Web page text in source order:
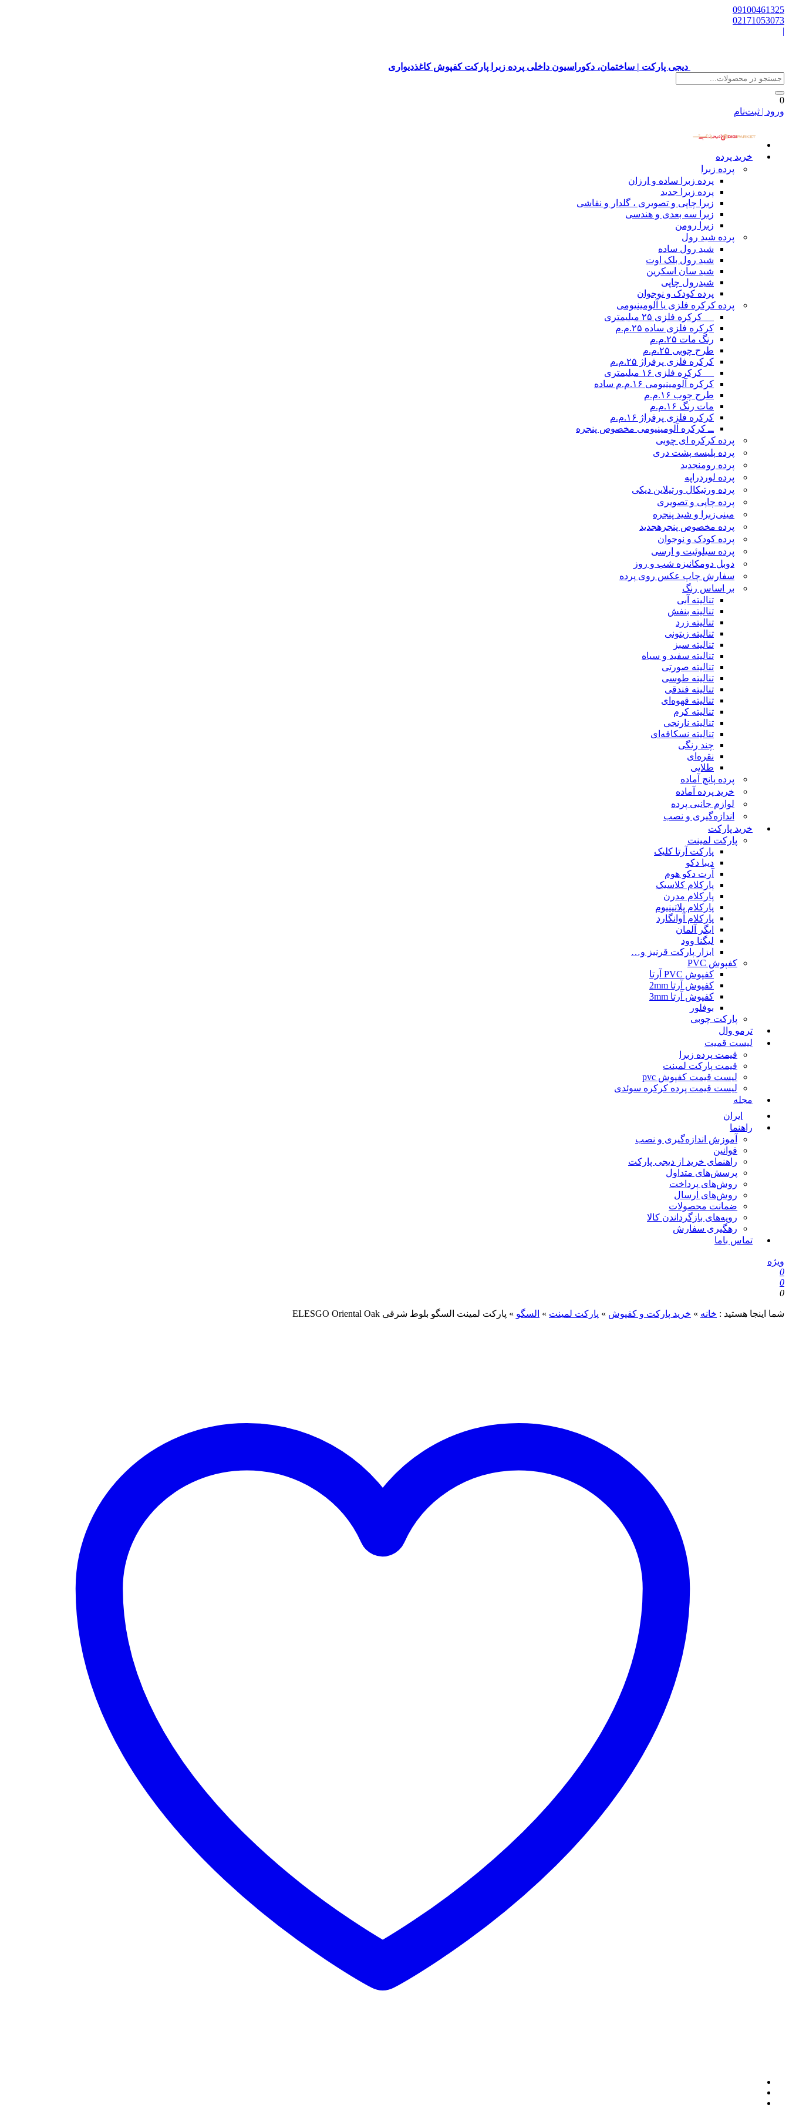
09100461325
02171053073
|
دیجی پارکت | ساختمان، دکوراسیون داخلی پرده زبرا پارکت کفپوش کاغذدیواری
0
ورود | ثبت‌نام
خرید پرده
پرده زبرا
پرده زبرا ساده و ارزان
پرده زبرا جدید
زبرا چاپی و تصویری ، گلدار و نقاشی
زبرا سه بعدی و هندسی
زبرا رومن
پرده شید رول
شید رول ساده
شید رول بلک اوت
شید سان اسکرین
شیدرول چاپی
پرده کودک و نوجوان
پرده کرکره فلزی یا آلومینیومی
__ کرکره فلزی ۲۵ میلیمتری
کرکره فلزی ساده ۲۵.م.م
رنگ مات ۲۵.م.م
طرح چوبی ۲۵.م.م
کرکره فلزی پرفراژ ۲۵.م.م
__ کرکره فلزی ۱۶ میلیمتری
کرکره آلومینیومی ۱۶.م.م ساده
طرح چوب ۱۶.م.م
مات رنگ ۱۶.م.م
کرکره فلزی پرفراژ ۱۶.م.م
ــ کرکره آلومینیومی مخصوص پنجره
پرده کرکره ای چوبی
پرده پلیسه پشت دری
پرده رومنجدید
پرده لوردراپه
پرده ورتیکال ورتیلاین دیکی
پرده چاپی و تصویری
مینی‌زبرا و شید پنجره
پرده مخصوص پنجرهجدید
پرده کودک و نوجوان
پرده سیلوئیت و ارسی
دوبل دومکانیزه شب و روز
سفارش چاپ عکس روی پرده
بر اساس رنگ
تنالیته آبی
تنالیته بنفش
تنالیته زرد
تنالیته زیتونی
تنالیته سبز
تنالیته سفید و سیاه
تنالیته صورتی
تنالیته طوسی
تنالیته فندقی
تنالیته قهوه‌ای
تنالیته کرم
تنالیته نارنجی
تنالیته نسکافه‌ای
چند رنگی
نقره‌ای
طلایی
پرده پانچ آماده
خرید پرده آماده
لوازم جانبی پرده
اندازه‌گیری و نصب
خرید پارکت
پارکت لمینت
پارکت آرتا کلیک
دیبا دکو
آرت دکو هوم
پارکلام کلاسیک
پارکلام مدرن
پارکلام پلاتینیوم
پارکلام آوانگارد
ایگر آلمان
لیگنا وود
ابزار پارکت قرنیز و…
کفپوش PVC
کفپوش PVC آرتا
کفپوش آرتا 2mm
کفپوش آرتا 3mm
بوفلور
پارکت چوبی
ترمو وال
لیست قمیت
قیمت پرده زبرا
قیمت پارکت لمینت
لیست قیمت کفپوش pvc
لیست قیمت پرده کرکره سوئدی
مجله
ایران
راهنما
آموزش اندازه‌گیری و نصب
قوانین
راهنمای خرید از دیجی پارکت
پرسش‌های متداول
روش‌های پرداخت
روش‌های ارسال
ضمانت محصولات
رویه‌های بازگرداندن کالا
رهگیری سفارش
تماس باما
ویژه
0
0
0
شما اینجا هستید : خانه » خرید پارکت و کفپوش » پارکت لمینت » السگو » پارکت لمینت السگو بلوط شرقی ELESGO Oriental Oak